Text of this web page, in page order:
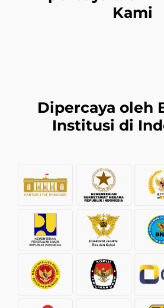
Kami
Dipercaya oleh
Institusi di